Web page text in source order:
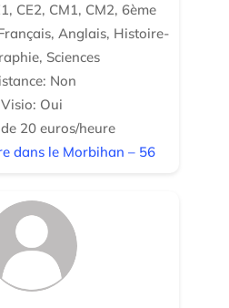
CE2, CM1, CM2, 6ème
Anglais, Histoire-
Sciences
Non
Visio: Oui
20 euros/heure
dans le Morbihan – 56